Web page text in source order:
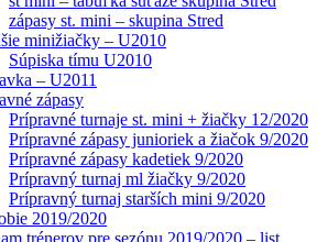
zápasy st. mini – skupina Stred
minižiačky – U2010
Súpiska tímu U2010
– U2011
zápasy
Prípravné turnaje st. mini + žiačky 12/2020
Prípravné zápasy junioriek a žiačok 9/2020
Prípravné zápasy kadetiek 9/2020
Prípravný turnaj ml žiačky 9/2020
Prípravný turnaj starších mini 9/2020
2019/2020
trénerov pre sezónu 2019/2020 – list